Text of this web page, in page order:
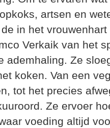
artsen en
in het
Verkaik van het
ademhaling. Ze
koken. Van een
tot het precies
Ze ervoer
voeding altijd